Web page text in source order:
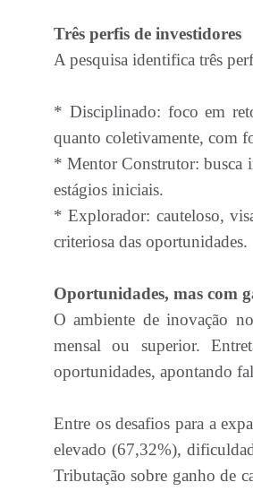
Três perfis de investidores
A pesquisa identifica três
* Disciplinado: foco em
quanto coletivamente, com
* Mentor Construtor: busca
estágios iniciais.
* Explorador: cauteloso,
criteriosa das oportunidades.
Oportunidades, mas com
O ambiente de inovação
mensal ou superior.
oportunidades, apontando
Entre os desafios para a
elevado (67,32%),
Tributação sobre ganho de